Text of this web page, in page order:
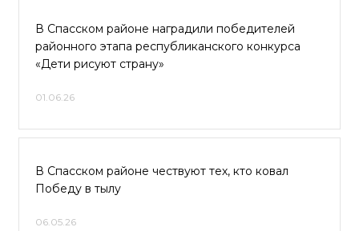
В Спасском районе наградили победителей
районного этапа республиканского конкурса
«Дети рисуют страну»
01.06.26
В Спасском районе чествуют тех, кто ковал
Победу в тылу
06.05.26